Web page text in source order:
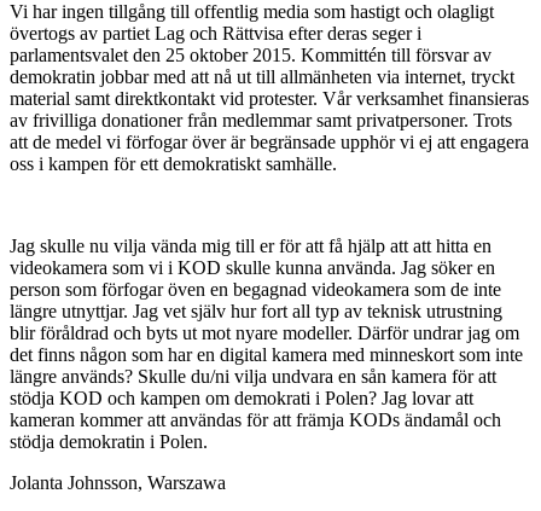
Vi har ingen tillgång till offentlig media som hastigt och olagligt
övertogs av partiet Lag och Rättvisa efter deras seger i
parlamentsvalet den 25 oktober 2015. Kommittén till försvar av
demokratin jobbar med att nå ut till allmänheten via internet, tryckt
material samt direktkontakt vid protester. Vår verksamhet finansieras
av frivilliga donationer från medlemmar samt privatpersoner. Trots
att de medel vi förfogar över är begränsade upphör vi ej att engagera
oss i kampen för ett demokratiskt samhälle.
Jag skulle nu vilja vända mig till er för att få hjälp att att hitta en
videokamera som vi i KOD skulle kunna använda. Jag söker en
person som förfogar öven en begagnad videokamera som de inte
längre utnyttjar. Jag vet själv hur fort all typ av teknisk utrustning
blir föråldrad och byts ut mot nyare modeller. Därför undrar jag om
det finns någon som har en digital kamera med minneskort som inte
längre används? Skulle du/ni vilja undvara en sån kamera för att
stödja KOD och kampen om demokrati i Polen? Jag lovar att
kameran kommer att användas för att främja KODs ändamål och
stödja demokratin i Polen.
Jolanta Johnsson, Warszawa